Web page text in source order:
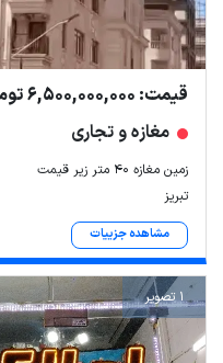
قیمت: 6,500,000,000 تومان
مغازه و تجاری
زمین مغازه ۴۰ متر زیر قیمت
تبریز
مشاهده جزییات
1 تصویر